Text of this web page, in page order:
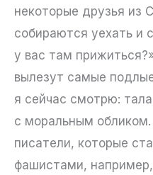
некоторые друзья из
собираются уехать
у вас там
вылезут самые
я сейчас смотрю:
с моральным
писатели, которые
фашистами,